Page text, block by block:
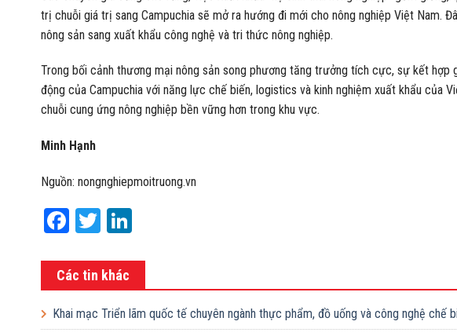
trị chuỗi giá trị sang Campuchia sẽ mở ra hướng đi mới cho nông nghiệp Việt Nam.
nông sản sang xuất khẩu công nghệ và tri thức nông nghiệp.
Trong bối cảnh thương mại nông sản song phương tăng trưởng tích cực, sự kết hợp
động của Campuchia với năng lực chế biến, logistics và kinh nghiệm xuất khẩu của
chuỗi cung ứng nông nghiệp bền vững hơn trong khu vực.
Minh Hạnh
Nguồn: nongnghiepmoitruong.vn
Facebook
Twitter
Các tin khác
Khai mạc Triển lãm quốc tế chuyên ngành thực phẩm, đồ uống và công nghệ chế